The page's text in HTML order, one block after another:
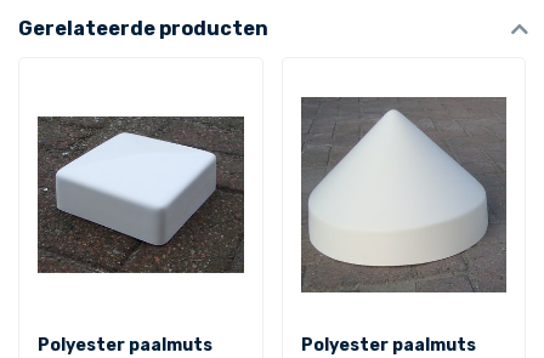
Gerelateerde producten
Polyester paalmuts
Polyester paalmuts